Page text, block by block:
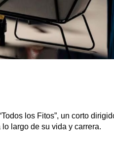
los Fitos”, un corto
largo de su vida y carrera.